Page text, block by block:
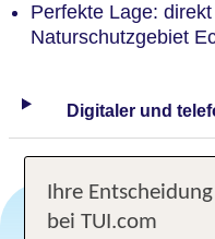
Perfekte Lage:
Naturschutzgebiet
Digitaler und
Ihre
bei TUI.com